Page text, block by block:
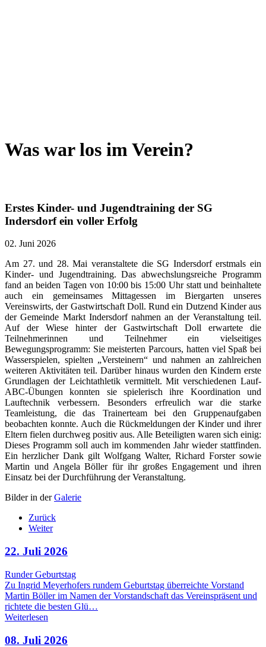
Was war los im Verein?
Erstes Kinder- und Jugendtraining der SG
Indersdorf ein voller Erfolg
02. Juni 2026
Am 27. und 28. Mai veranstaltete die SG Indersdorf erstmals ein
Kinder- und Jugendtraining. Das abwechslungsreiche Programm
fand an beiden Tagen von 10:00 bis 15:00 Uhr statt und beinhaltete
auch ein gemeinsames Mittagessen im Biergarten unseres
Vereinswirts, der Gastwirtschaft Doll. Rund ein Dutzend Kinder aus
der Gemeinde Markt Indersdorf nahmen an der Veranstaltung teil.
Auf der Wiese hinter der Gastwirtschaft Doll erwartete die
Teilnehmerinnen und Teilnehmer ein vielseitiges
Bewegungsprogramm: Sie meisterten Parcours, hatten viel Spaß bei
Wasserspielen, spielten „Versteinern“ und nahmen an zahlreichen
weiteren Aktivitäten teil. Darüber hinaus wurden den Kindern erste
Grundlagen der Leichtathletik vermittelt. Mit verschiedenen Lauf-
ABC-Übungen konnten sie spielerisch ihre Koordination und
Lauftechnik verbessern. Besonders erfreulich war die starke
Teamleistung, die das Trainerteam bei den Gruppenaufgaben
beobachten konnte. Auch die Rückmeldungen der Kinder und ihrer
Eltern fielen durchweg positiv aus. Alle Beteiligten waren sich einig:
Dieses Programm soll auch im kommenden Jahr wieder stattfinden.
Ein herzlicher Dank gilt Wolfgang Walter, Richard Forster sowie
Martin und Angela Böller für ihr großes Engagement und ihren
Einsatz bei der Durchführung der Veranstaltung.
Bilder in derGalerie
Zurück
Weiter
22. Juli 2026
Runder Geburtstag
Zu Ingrid Meyerhofers rundem Geburtstag überreichte Vorstand
Martin Böller im Namen der Vorstandschaft das Vereinspräsent und
richtete die besten Glü…
Weiterlesen
08. Juli 2026